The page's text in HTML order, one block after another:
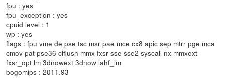
fpu : yes
fpu_exception : yes
cpuid level : 1
wp : yes
flags : fpu vme de pse tsc msr pae mce cx8 apic sep mtrr pge mca
cmov pat pse36 clflush mmx fxsr sse sse2 syscall nx mmxext
fxsr_opt lm 3dnowext 3dnow lahf_lm
bogomips : 2011.93